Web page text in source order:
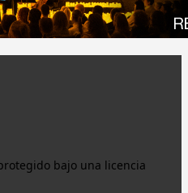
bajo una licencia